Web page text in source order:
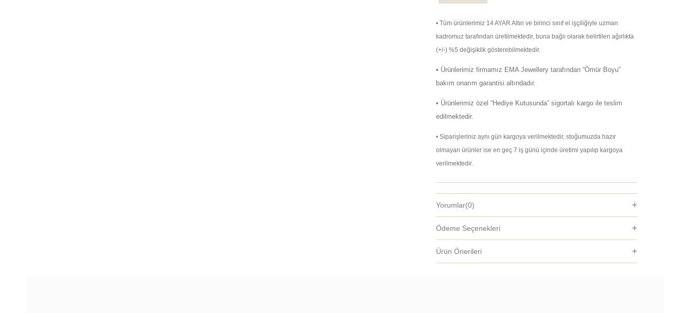
• Tüm ürünlerimiz 14 AYAR Altın ve birinci sınıf el işçiliğiyle uzman
kadromuz tarafından üretilmektedir, buna bağlı olarak belirtilen ağırlıkta
(+/-) %5 değişiklik gösterebilmektedir.
• Ürünlerimiz firmamız EMA Jewellery tarafından “Ömür Boyu”
bakım onarım garantisi altındadır.
• Ürünlerimiz özel “Hediye Kutusunda” sigortalı kargo ile teslim
edilmektedir.
• Siparişleriniz aynı gün kargoya verilmektedir, stoğumuzda hazır
olmayan ürünler ise en geç 7 iş günü içinde üretimi yapılıp kargoya
verilmektedir.
Yorumlar(0)
Ödeme Seçenekleri
Ürün Önerileri